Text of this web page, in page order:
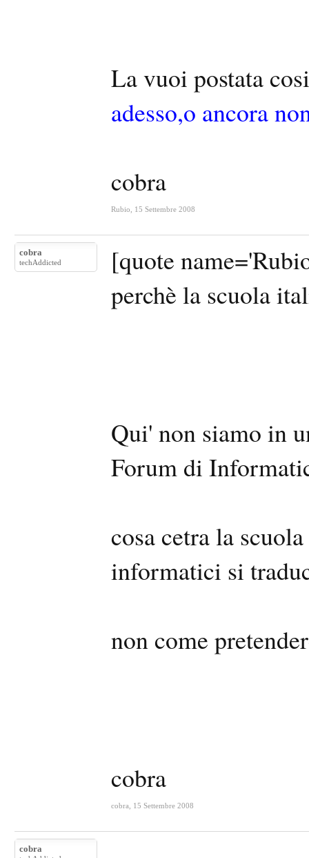
La vuoi postata
adesso,o ancora
cobra
Rubio 15 Settembre 2008
cobra
techAddicted
[quote
perchè la scuola
Qui' non siamo in
Forum di
cosa cetra la
informatici si
non come
cobra
cobra 15 Settembre 2008
cobra